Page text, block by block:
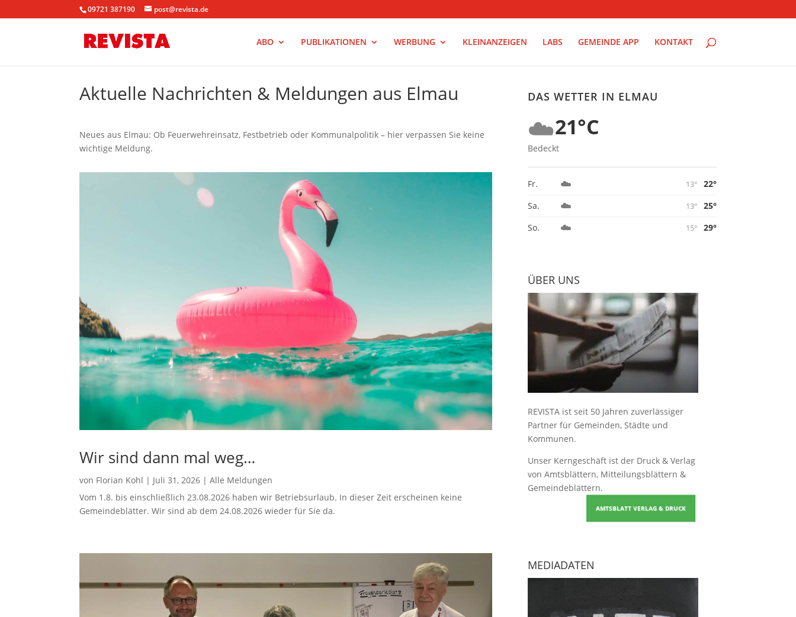
09721 387190 post@revista.de
ABO PUBLIKATIONEN WERBUNG KLEINANZEIGEN LABS GEMEINDE APP KONTAKT
Aktuelle Nachrichten & Meldungen aus Elmau
Neues aus Elmau: Ob Feuerwehreinsatz, Festbetrieb oder Kommunalpolitik – hier verpassen Sie keine
wichtige Meldung.
Wir sind dann mal weg…
von Florian Kohl | Juli 31, 2026 |Alle Meldungen
Vom 1.8. bis einschließlich 23.08.2026 haben wir Betriebsurlaub. In dieser Zeit erscheinen keine
Gemeindeblätter. Wir sind ab dem 24.08.2026 wieder für Sie da.
DAS WETTER IN ELMAU
☁️21°C
Bedeckt
Fr. ☁️ 13°
22°
Sa.
☁️ 13°
25°
So.
☁️ 15° 29°
ÜBER UNS
REVISTA ist seit 50 Jahren zuverlässiger
Partner für Gemeinden, Städte und
Kommunen.
Unser Kerngeschäft ist der Druck & Verlag
von Amtsblättern, Mitteilungsblättern &
Gemeindeblättern.
AMTSBLATT VERLAG & DRUCK
MEDIADATEN